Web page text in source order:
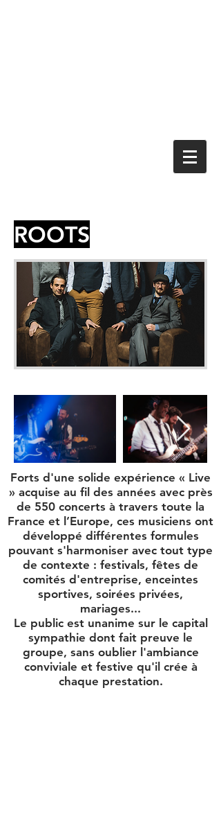
ROOTS
Forts d'une solide expérience « Live
» acquise au fil des années avec près
de 550 concerts à travers toute la
France et l’Europe, ces musiciens ont
développé différentes formules
pouvant s'harmoniser avec tout type
de contexte : festivals, fêtes de
comités d'entreprise, enceintes
sportives, soirées privées,
mariages...
Le public est unanime sur le capital
sympathie dont fait preuve le
groupe, sans oublier l'ambiance
conviviale et festive qu'il crée à
chaque prestation.